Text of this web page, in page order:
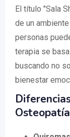
El título "Sala
de un
personas
terapia se
buscando no
bienestar